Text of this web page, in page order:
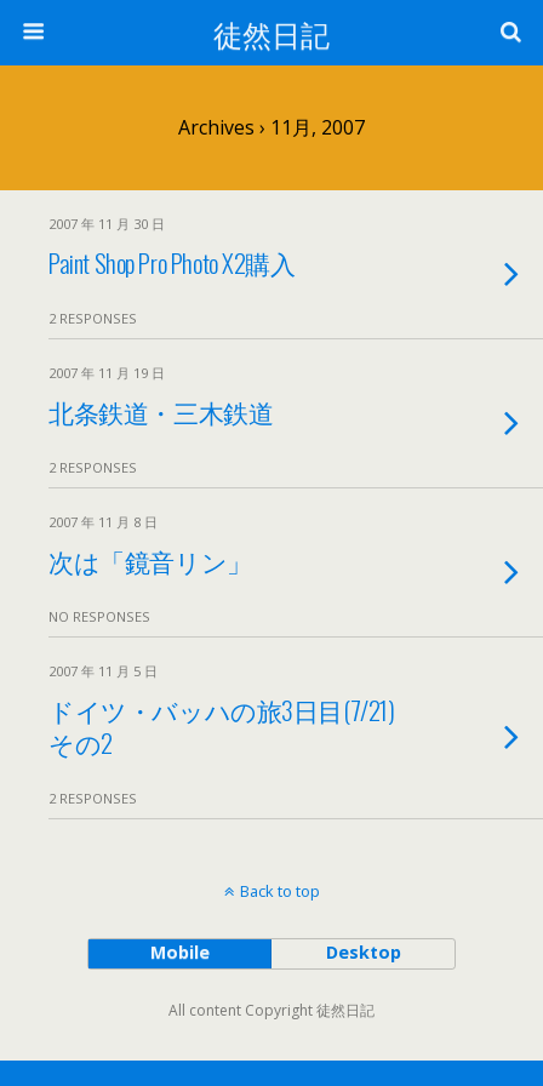
徒然日記
Archives › 11月, 2007
2007 年 11 月 30 日
Paint Shop Pro Photo X2購入
2 RESPONSES
2007 年 11 月 19 日
北条鉄道・三木鉄道
2 RESPONSES
2007 年 11 月 8 日
次は「鏡音リン」
NO RESPONSES
2007 年 11 月 5 日
ドイツ・バッハの旅3日目(7/21)
その2
2 RESPONSES
Back to top
Mobile Desktop
All content Copyright 徒然日記